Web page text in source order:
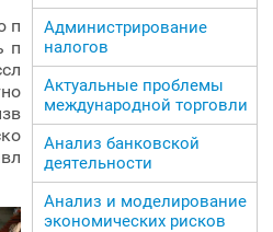
п
п
Администрирование
налогов
Актуальные проблемы
международной торговли
Анализ банковской
деятельности
Анализ и моделирование
экономических рисков